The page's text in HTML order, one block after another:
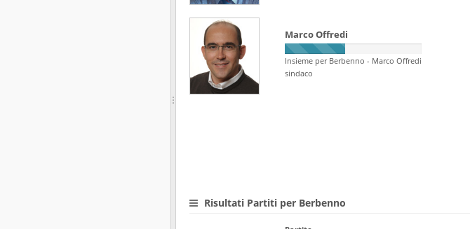
Marco Offredi
Insieme per Berbenno - Marco Offredi
sindaco
Risultati Partiti per Berbenno